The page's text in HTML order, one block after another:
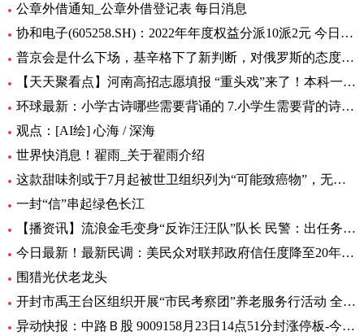
公章外借通知_公章外借登记表 每日消息
协和电子(605258.SH)：2022年年度权益分派10派2元 今日热议
普京会是什么下场，基辛格下了新判断，对俄罗斯的态度完全变了！|全球时快讯
【天天聚看点】河南高招志愿填报 “重头戏”来了！本科一批、二批志愿30日起填报
环球最新：小学古诗哪些需要背诵的 7.小学生需要背的诗词有多少首
观点：[AI绘] 心海 / 深海
世界快消息！翟雨_关于翟雨介绍
这款甜味剂或于7月起被世卫组织列为“可能致癌物”，无糖可乐、口香糖中普遍有它|全球热头条
一封“信”串起绿色长江
【播资讯】流浪金毛变身“反诈汪汪队”队长 民警：出任务都要抢“档期 ”
今日最新！最新民调：美民众对联邦政府信任度降至20年来最低水平
围猎光伏老龙头
开封市禹王台区组织开展“市民考察团”养老服务行活动 全球热消息
异动快报：中路Ｂ股 9009158月23日14点51分封涨停板-今日热搜